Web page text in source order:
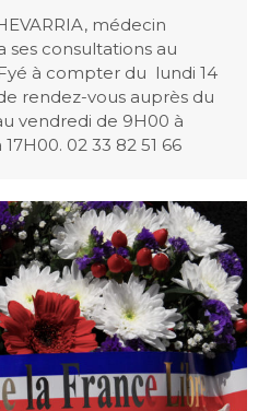
médecin
ses consultations au
à compter du lundi 14
rendez-vous auprès du
vendredi de 9H00 à
02 33 82 51 66